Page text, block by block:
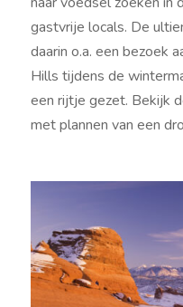
gastvrije locals. De
daarin o.a. een bezoek
Hills tijdens de
een rijtje gezet. Bekijk
met plannen van een